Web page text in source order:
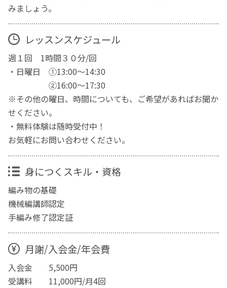
みましょう。
レッスンスケジュール
週１回 1時間３０分/回
・日曜日 ①13:00～14:30
②16:00～17:30
※その他の曜日、時間についても、ご希望があればお聞か
せください。
・無料体験は随時受付中！
お気軽にお問い合わせください。
身につくスキル・資格
編み物の基礎
機械編講師認定
手編み修了認定証
月謝/入会金/年会費
入会金 5,500円
受講料 11,000円/月4回